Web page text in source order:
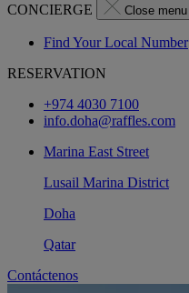
CONCIERGE Close menu
Find Your Local Number
RESERVATION
+974 4030 7100
info.doha@raffles.com
Marina East Street
Lusail Marina District
Doha
Qatar
Contáctenos